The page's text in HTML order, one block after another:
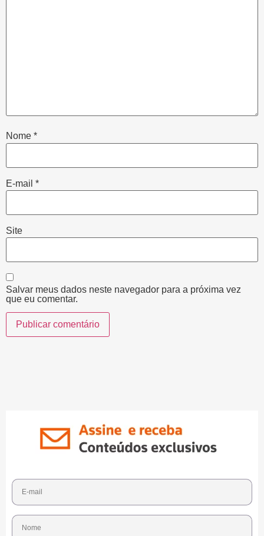
Nome *
E-mail *
Site
Salvar meus dados neste navegador para a próxima vez
que eu comentar.